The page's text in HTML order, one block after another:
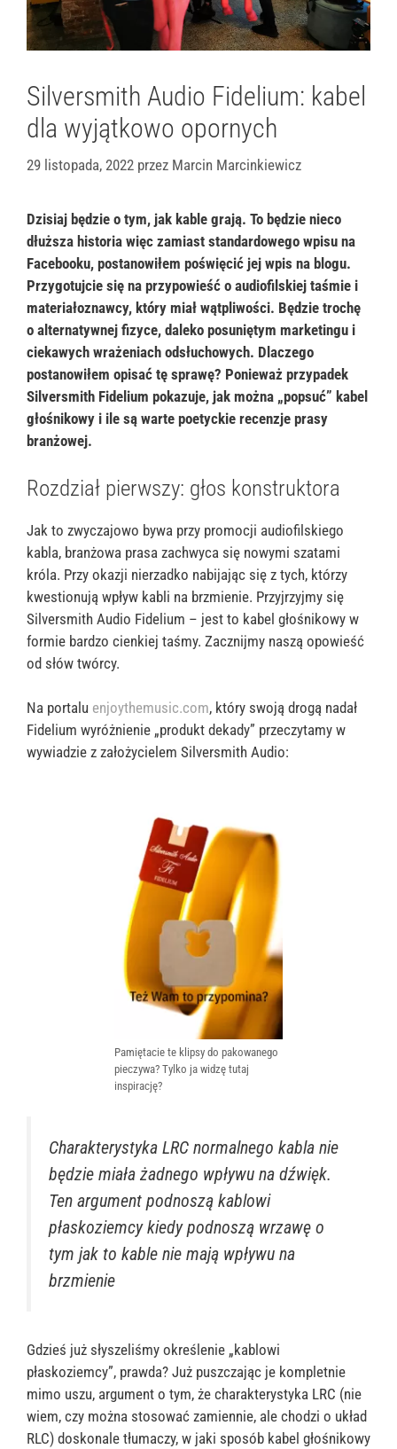
Silversmith Audio Fidelium: kabel
dla wyjątkowo opornych
29 listopada, 2022 przez Marcin Marcinkiewicz
Dzisiaj będzie o tym, jak kable grają. To będzie nieco
dłuższa historia więc zamiast standardowego wpisu na
Facebooku, postanowiłem poświęcić jej wpis na blogu.
Przygotujcie się na przypowieść o audiofilskiej taśmie i
materiałoznawcy, który miał wątpliwości. Będzie trochę
o alternatywnej fizyce, daleko posuniętym marketingu i
ciekawych wrażeniach odsłuchowych. Dlaczego
postanowiłem opisać tę sprawę? Ponieważ przypadek
Silversmith Fidelium pokazuje, jak można „popsuć” kabel
głośnikowy i ile są warte poetyckie recenzje prasy
branżowej.
Rozdział pierwszy: głos konstruktora
Jak to zwyczajowo bywa przy promocji audiofilskiego
kabla, branżowa prasa zachwyca się nowymi szatami
króla. Przy okazji nierzadko nabijając się z tych, którzy
kwestionują wpływ kabli na brzmienie. Przyjrzyjmy się
Silversmith Audio Fidelium – jest to kabel głośnikowy w
formie bardzo cienkiej taśmy. Zacznijmy naszą opowieść
od słów twórcy.
Na portalu enjoythemusic.com, który swoją drogą nadał
Fidelium wyróżnienie „produkt dekady” przeczytamy w
wywiadzie z założycielem Silversmith Audio:
Pamiętacie te klipsy do pakowanego
pieczywa? Tylko ja widzę tutaj
inspirację?
Charakterystyka LRC normalnego kabla nie
będzie miała żadnego wpływu na dźwięk.
Ten argument podnoszą kablowi
płaskoziemcy kiedy podnoszą wrzawę o
tym jak to kable nie mają wpływu na
brzmienie
Gdzieś już słyszeliśmy określenie „kablowi
płaskoziemcy”, prawda? Już puszczając je kompletnie
mimo uszu, argument o tym, że charakterystyka LRC (nie
wiem, czy można stosować zamiennie, ale chodzi o układ
RLC) doskonale tłumaczy, w jaki sposób kabel głośnikowy